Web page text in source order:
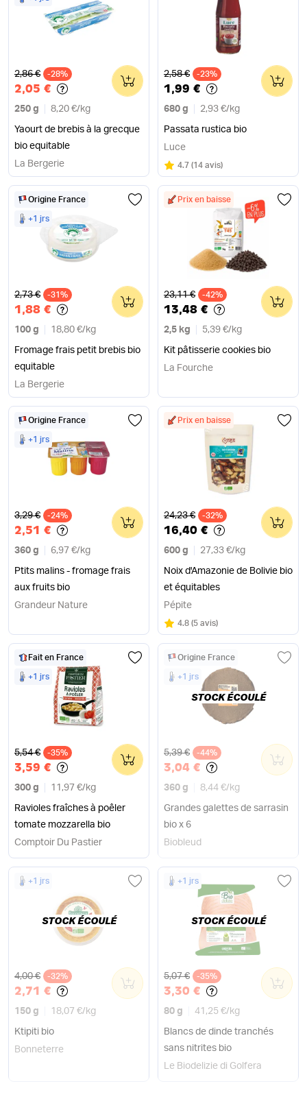
Ancien prix
2,86 € -28%
2,05 €
250 g 8,20 €/ kg
Yaourt de brebis à la grecque
bio equitable
0
La Bergerie
Ancien prix
2,58 € -23%
1,99 €
680 g 2,93 €/ kg
Passata rustica bio
0
Luce
Note
4.7 sur 5
(14 avis)
Origine France
+1 jrs
Ancien prix
2,73 € -31%
1,88 €
100 g 18,80 €/ kg
Fromage frais petit brebis bio
equitable
0
La Bergerie
Prix en baisse
Ancien prix
23,11 € -42%
13,48 €
2,5 kg 5,39 €/ kg
Kit pâtisserie cookies bio
0
La Fourche
Origine France
+1 jrs
Ancien prix
3,29 € -24%
2,51 €
360 g 6,97 €/ kg
Ptits malins - fromage frais
aux fruits bio
0
Grandeur Nature
Prix en baisse
Ancien prix
24,23 € -32%
16,40 €
600 g 27,33 €/ kg
Noix d'Amazonie de Bolivie bio
et équitables
0
Pépite
Note
4.8 sur 5
(5 avis)
Fait en France
+1 jrs
Ancien prix
5,54 € -35%
3,59 €
300 g 11,97 €/ kg
Ravioles fraîches à poêler
tomate mozzarella bio
0
Comptoir Du Pastier
Origine France
+1 jrs
Ancien prix
5,39 € -44%
3,04 €
360 g 8,44 €/ kg
Grandes galettes de sarrasin
bio x 6
0
Biobleud
STOCK ÉCOULÉ
+1 jrs
Ancien prix
4,00 € -32%
2,71 €
150 g 18,07 €/ kg
Ktipiti bio
0
Bonneterre
STOCK ÉCOULÉ
+1 jrs
Ancien prix
5,07 € -35%
3,30 €
80 g 41,25 €/ kg
Blancs de dinde tranchés
sans nitrites bio
0
Le Biodelizie di Golfera
STOCK ÉCOULÉ